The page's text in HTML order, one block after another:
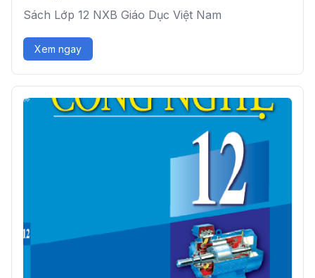
Sách Lớp 12 NXB Giáo Dục Việt Nam
Xem ngay